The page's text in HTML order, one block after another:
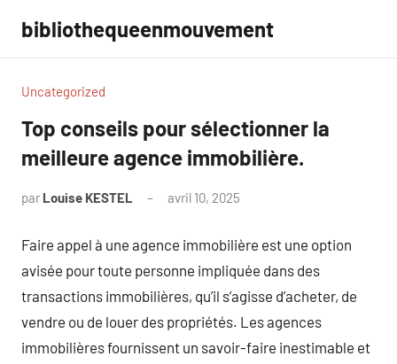
contenu
bibliothequeenmouvement
Uncategorized
Top conseils pour sélectionner la
meilleure agence immobilière.
par Louise KESTEL avril 10, 2025
Faire appel à une agence immobilière est une option
avisée pour toute personne impliquée dans des
transactions immobilières, qu’il s’agisse d’acheter, de
vendre ou de louer des propriétés. Les agences
immobilières fournissent un savoir-faire inestimable et